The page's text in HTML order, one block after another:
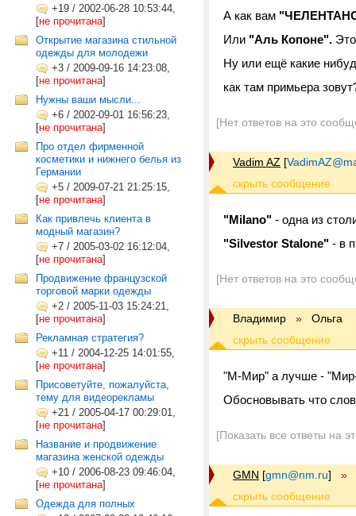
+19 / 2002-06-28 10:53:44,
[не прочитана]
Открытие магазина стильной
одежды для молодежи
+3 / 2009-09-16 14:23:08,
[не прочитана]
Нужны ваши мысли...
+6 / 2002-09-01 16:56:23,
[не прочитана]
Про отдел фирменной
косметики и нижнего белья из
Германии
+5 / 2009-07-21 21:25:15,
[не прочитана]
Как привлечь клиента в
модный магазин?
+7 / 2005-03-02 16:12:04,
[не прочитана]
Продвижение французской
торговой марки одежды
+2 / 2005-11-03 15:24:21,
[не прочитана]
Рекламная стратегия?
+11 / 2004-12-25 14:01:55,
[не прочитана]
Присоветуйте, пожалуйста,
тему для видеорекламы
+21 / 2005-04-17 00:29:01,
[не прочитана]
Название и продвижение
магазина женской одежды
+10 / 2006-08-23 09:46:04,
[не прочитана]
Одежда для полных
А как вам
Или "Аль Копоне".
Ну или ещё какие
как там примьера
[Нет ответов на это
Vadim AZ [
"Milano" - одна из
"Silvestor Stalone" - в
[Нет ответов на это
Владимир » Ольга
"М-Мир" а лучше - "Мир-
Обосновывать что
[Показать все ответы на
GMN [gmn@nm.ru] »